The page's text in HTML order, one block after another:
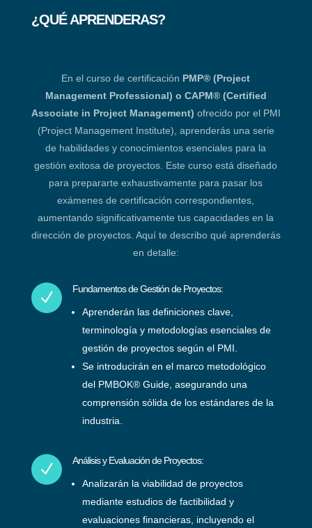
¿QUÉ APRENDERAS?
En el curso de certificación PMP® (Project
Management Professional) o CAPM® (Certified
Associate in Project Management) ofrecido por el PMI
(Project Management Institute), aprenderás una serie
de habilidades y conocimientos esenciales para la
gestión exitosa de proyectos. Este curso está diseñado
para prepararte exhaustivamente para pasar los
exámenes de certificación correspondientes,
aumentando significativamente tus capacidades en la
dirección de proyectos. Aquí te describo qué aprenderás
en detalle:
N Fundamentos de Gestión de Proyectos:
Aprenderán las definiciones clave,
terminología y metodologías esenciales de
gestión de proyectos según el PMI.
Se introducirán en el marco metodológico
del PMBOK® Guide, asegurando una
comprensión sólida de los estándares de la
industria.
N Análisis y Evaluación de Proyectos:
Analizarán la viabilidad de proyectos
mediante estudios de factibilidad y
evaluaciones financieras, incluyendo el